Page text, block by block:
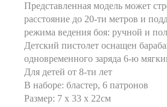
Представленная модель может
расстояние до 20-ти метров и
режима ведения боя: ручной и
Детский пистолет оснащен
одновременного заряда 6-ю
Для детей от 8-ти лет
В наборе: бластер, 6 патронов
Размер: 7 x 33 x 22см